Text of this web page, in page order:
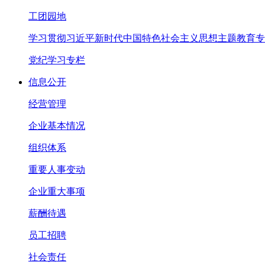
工团园地
学习贯彻习近平新时代中国特色社会主义思想主题教育
党纪学习专栏
信息公开
经营管理
企业基本情况
组织体系
重要人事变动
企业重大事项
薪酬待遇
员工招聘
社会责任